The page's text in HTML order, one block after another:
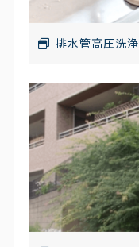
排水管高圧洗浄